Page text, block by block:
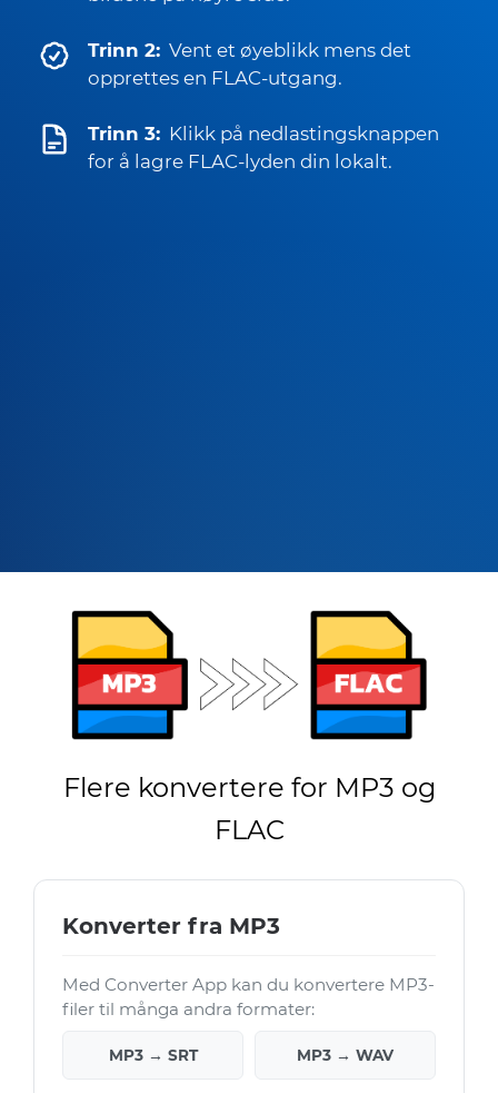
Trinn 2: Vent et øyeblikk mens det
opprettes en FLAC-utgang.
Trinn 3: Klikk på nedlastingsknappen
for å lagre FLAC-lyden din lokalt.
Flere konvertere for MP3 og
FLAC
Konverter fra MP3
Med Converter App kan du konvertere MP3-
filer til många andra formater:
MP3 → SRT MP3 → WAV